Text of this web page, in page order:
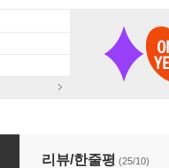
리뷰/한줄평 (25/10)